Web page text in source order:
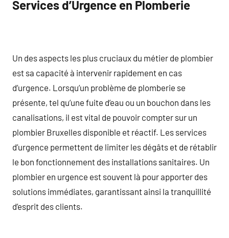
Services d’Urgence en Plomberie
Un des aspects les plus cruciaux du métier de plombier
est sa capacité à intervenir rapidement en cas
d’urgence. Lorsqu’un problème de plomberie se
présente, tel qu’une fuite d’eau ou un bouchon dans les
canalisations, il est vital de pouvoir compter sur un
plombier Bruxelles disponible et réactif. Les services
d’urgence permettent de limiter les dégâts et de rétablir
le bon fonctionnement des installations sanitaires. Un
plombier en urgence est souvent là pour apporter des
solutions immédiates, garantissant ainsi la tranquillité
d’esprit des clients.